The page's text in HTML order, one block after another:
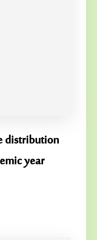
distribution
year